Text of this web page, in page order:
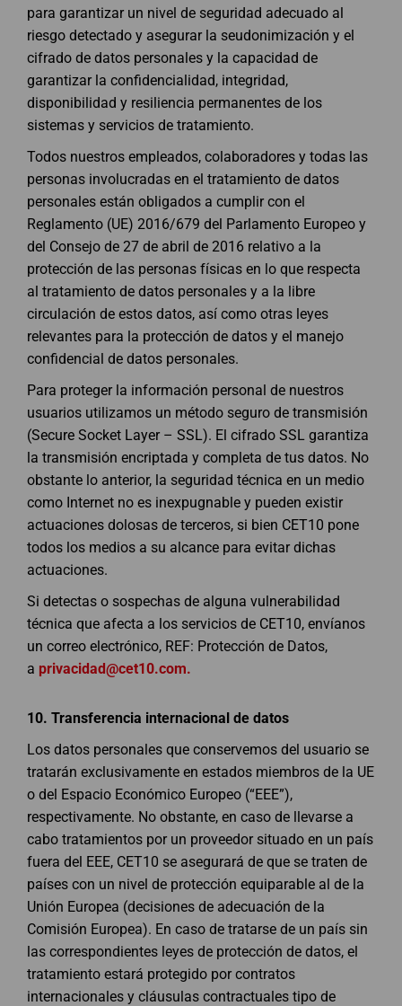
para garantizar un nivel de seguridad adecuado al
riesgo detectado y asegurar la seudonimización y el
cifrado de datos personales y la capacidad de
garantizar la confidencialidad, integridad,
disponibilidad y resiliencia permanentes de los
sistemas y servicios de tratamiento.
Todos nuestros empleados, colaboradores y todas las
personas involucradas en el tratamiento de datos
personales están obligados a cumplir con el
Reglamento (UE) 2016/679 del Parlamento Europeo y
del Consejo de 27 de abril de 2016 relativo a la
protección de las personas físicas en lo que respecta
al tratamiento de datos personales y a la libre
circulación de estos datos, así como otras leyes
relevantes para la protección de datos y el manejo
confidencial de datos personales.
Para proteger la información personal de nuestros
usuarios utilizamos un método seguro de transmisión
(Secure Socket Layer – SSL). El cifrado SSL garantiza
la transmisión encriptada y completa de tus datos. No
obstante lo anterior, la seguridad técnica en un medio
como Internet no es inexpugnable y pueden existir
actuaciones dolosas de terceros, si bien CET10 pone
todos los medios a su alcance para evitar dichas
actuaciones.
Si detectas o sospechas de alguna vulnerabilidad
técnica que afecta a los servicios de CET10, envíanos
un correo electrónico, REF: Protección de Datos,
a privacidad@cet10.com.
10. Transferencia internacional de datos
Los datos personales que conservemos del usuario se
tratarán exclusivamente en estados miembros de la UE
o del Espacio Económico Europeo (“EEE”),
respectivamente. No obstante, en caso de llevarse a
cabo tratamientos por un proveedor situado en un país
fuera del EEE, CET10 se asegurará de que se traten de
países con un nivel de protección equiparable al de la
Unión Europea (decisiones de adecuación de la
Comisión Europea). En caso de tratarse de un país sin
las correspondientes leyes de protección de datos, el
tratamiento estará protegido por contratos
internacionales y cláusulas contractuales tipo de